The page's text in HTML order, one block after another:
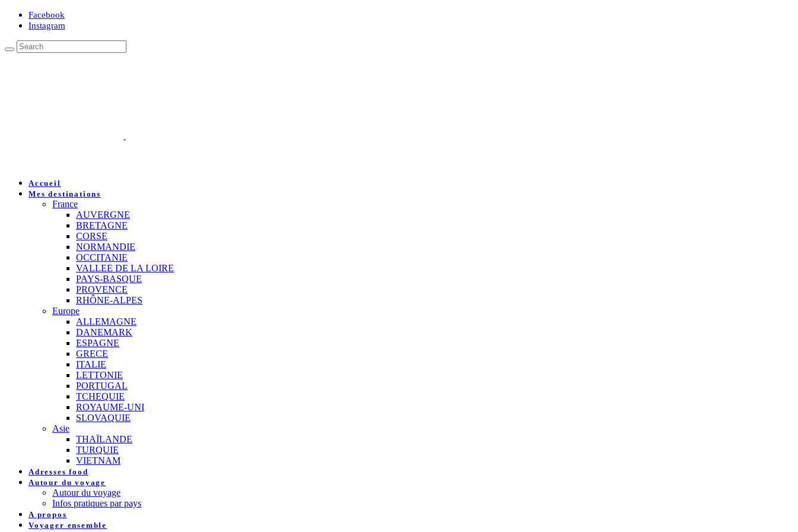
Facebook
Instagram
Accueil
Mes destinations
France
AUVERGNE
BRETAGNE
CORSE
NORMANDIE
OCCITANIE
VALLEE DE LA LOIRE
PAYS-BASQUE
PROVENCE
RHÔNE-ALPES
Europe
ALLEMAGNE
DANEMARK
ESPAGNE
GRECE
ITALIE
LETTONIE
PORTUGAL
TCHEQUIE
ROYAUME-UNI
SLOVAQUIE
Asie
THAÏLANDE
TURQUIE
VIETNAM
Adresses food
Autour du voyage
Autour du voyage
Infos pratiques par pays
A propos
Voyager ensemble